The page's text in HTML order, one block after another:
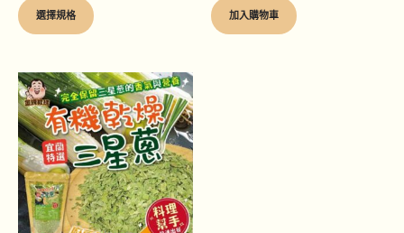
選擇規格
頁
擇
選
項
加入購物車